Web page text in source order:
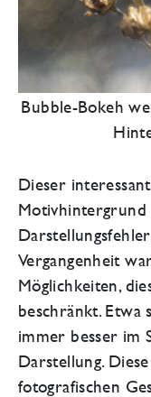
Bubble-Bokeh
Dieser
Motivhintergrund
Vergangenheit
Möglichkeiten,
beschränkt. Etwa
immer besser im
Darstellung.
fotografischen